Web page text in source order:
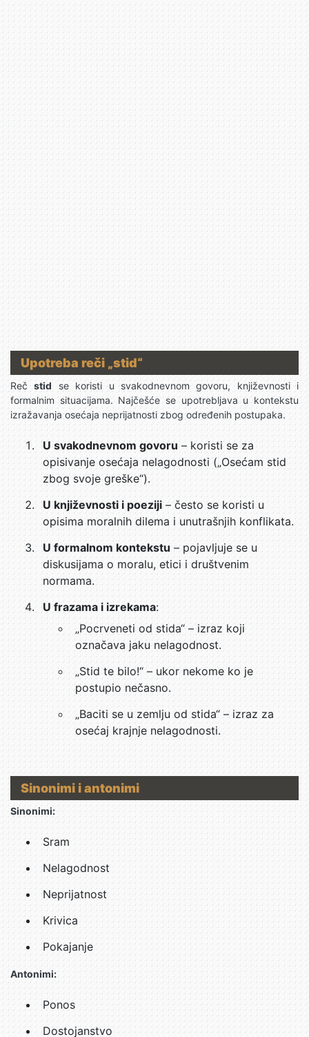
Upotreba reči „stid“
Rečstidse koristi u svakodnevnom govoru, književnosti i
formalnim situacijama. Najčešće se upotrebljava u kontekstu
izražavanja osećaja neprijatnosti zbog određenih postupaka.
U svakodnevnom govoru– koristi se za
opisivanje osećaja nelagodnosti („Osećam stid
zbog svoje greške“).
U književnosti i poeziji– često se koristi u
opisima moralnih dilema i unutrašnjih konflikata.
U formalnom kontekstu – pojavljuje se u
diskusijama o moralu, etici i društvenim
normama.
U frazama i izrekama:
„Pocrveneti od stida“ – izraz koji
označava jaku nelagodnost.
„Stid te bilo!“ – ukor nekome ko je
postupio nečasno.
„Baciti se u zemlju od stida“ – izraz za
osećaj krajnje nelagodnosti.
Sinonimi i antonimi
Sinonimi:
Sram
Nelagodnost
Neprijatnost
Krivica
Pokajanje
Antonimi:
Ponos
Dostojanstvo